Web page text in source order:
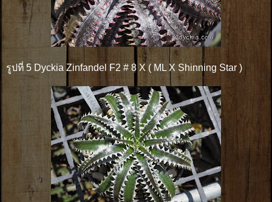
รูปที่ 5 Dyckia Zinfandel F2 # 8 X ( ML X Shinning Star )